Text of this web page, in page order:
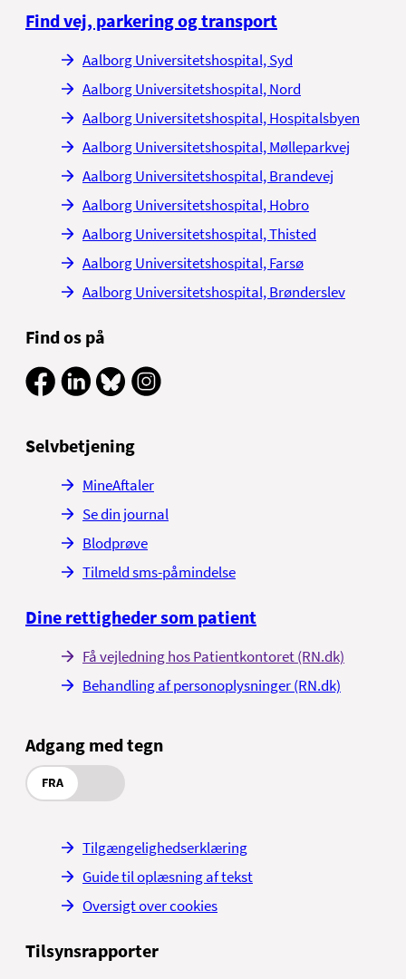
Find vej, parkering og transport
Aalborg Universitetshospital, Syd
Aalborg Universitetshospital, Nord
Aalborg Universitetshospital, Hospitalsbyen
Aalborg Universitetshospital, Mølleparkvej
Aalborg Universitetshospital, Brandevej
Aalborg Universitetshospital, Hobro
Aalborg Universitetshospital, Thisted
Aalborg Universitetshospital, Farsø
Aalborg Universitetshospital, Brønderslev
Find os på
Selvbetjening
MineAftaler
Se din journal
Blodprøve
Tilmeld sms-påmindelse
Dine rettigheder som patient
Få vejledning hos Patientkontoret (RN.dk)
Behandling af personoplysninger (RN.dk)
Adgang med tegn
FRA
Tilgængelighedserklæring
Guide til oplæsning af tekst
Oversigt over cookies
Tilsynsrapporter